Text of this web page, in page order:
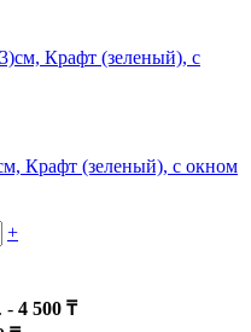
Крафт (зеленый), с окном
+
- 4 500 ₸